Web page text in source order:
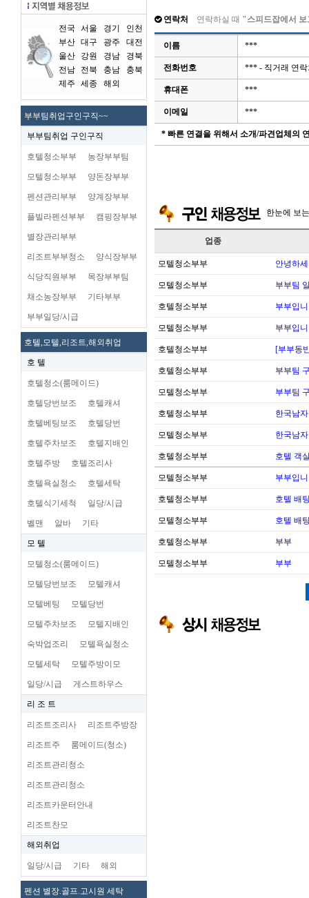
전국 서울 경기
인천
부산 대구 광주
대전
울산
강원 경남
경북
전남
전북 충남
충북
제주
세종 해외
부부팀취업구인구직~~
부부팀취업 구인구직
호텔청소부부 농장부부팀
모텔청소부부 양돈장부부
펜션관리부부 양계장부부
플빌라펜션부부 캠핑장부부
별장관리부부
리조트부부청소 양식장부부
식당직원부부 목장부부팀
채소농장부부 기타부부
부부일당/시급
호텔,모텔,리조트,해외취업
호 텔
호텔청소(룸메이드)
호텔당번보조 호텔캐셔
호텔베팅보조 호텔당번
호텔주차보조 호텔지배인
호텔주방 호텔조리사
호텔욕실청소 호텔세탁
호텔식기세척 일당/시급
벨맨 알바 기타
모 텔
모텔청소(룸메이드)
모텔당번보조 모텔캐셔
모텔베팅 모텔당번
모텔주차보조 모텔지배인
숙박업조리 모텔욕실청소
모텔세탁 모텔주방이모
일당/시급 게스트하우스
리 조 트
리조트조리사 리조트주방장
리조트주 룸메이드(청소)
리조트관리청소
리조트관리청소
리조트카운터안내
리조트찬모
해외취업
일당/시급 기타 해외
펜션 별장.골프.고시원 세탁
연락처 연락하실 때 "스피드잡에서
이름 ***
전화번호 *** - 직거래 연
휴대폰 ***
이메일 ***
* 빠른 연결을 위해서 소개/파견업체의
한눈에 보
업종
모텔청소부부 안녕하
모텔청소부부 부부팀
호텔청소부부 부부입
모텔청소부부 부부입
호텔청소부부 [부부동
호텔청소부부 부부팀
모텔청소부부 부부팀
호텔청소부부 한국남
모텔청소부부 한국남
호텔청소부부 호텔 객
모텔청소부부 부부입
호텔청소부부 호텔 배
모텔청소부부 호텔 배
호텔청소부부 부부
모텔청소부부 부부